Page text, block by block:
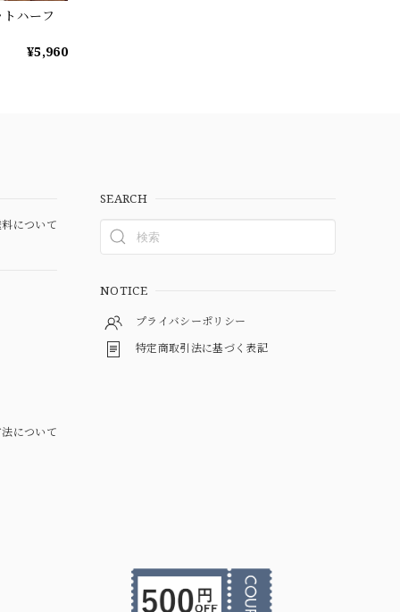
ハーフ
¥5,960
について
について
SEARCH
NOTICE
プライバシーポリシー
特定商取引法に基づく表記